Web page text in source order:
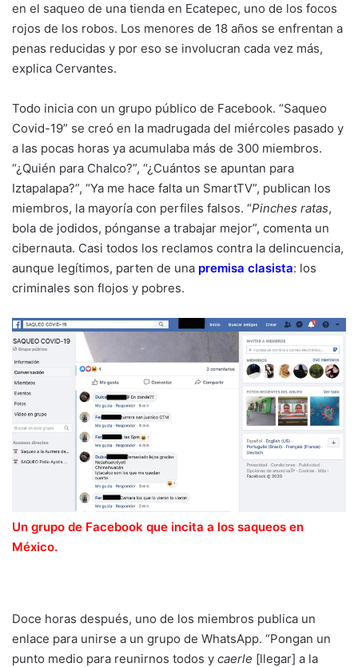
en el saqueo de una tienda en Ecatepec, uno de los focos
rojos de los robos. Los menores de 18 años se enfrentan a
penas reducidas y por eso se involucran cada vez más,
explica Cervantes.
Todo inicia con un grupo público de Facebook. “Saqueo
Covid-19” se creó en la madrugada del miércoles pasado y
a las pocas horas ya acumulaba más de 300 miembros.
“¿Quién para Chalco?”, “¿Cuántos se apuntan para
Iztapalapa?”, “Ya me hace falta un SmartTV”, publican los
miembros, la mayoría con perfiles falsos. “Pinches ratas,
bola de jodidos, pónganse a trabajar mejor”, comenta un
cibernauta. Casi todos los reclamos contra la delincuencia,
aunque legítimos, parten de una premisa clasista: los
criminales son flojos y pobres.
Un grupo de Facebook que incita a los saqueos en
México.
Doce horas después, uno de los miembros publica un
enlace para unirse a un grupo de WhatsApp. “Pongan un
punto medio para reunirnos todos y caerle [llegar] a la